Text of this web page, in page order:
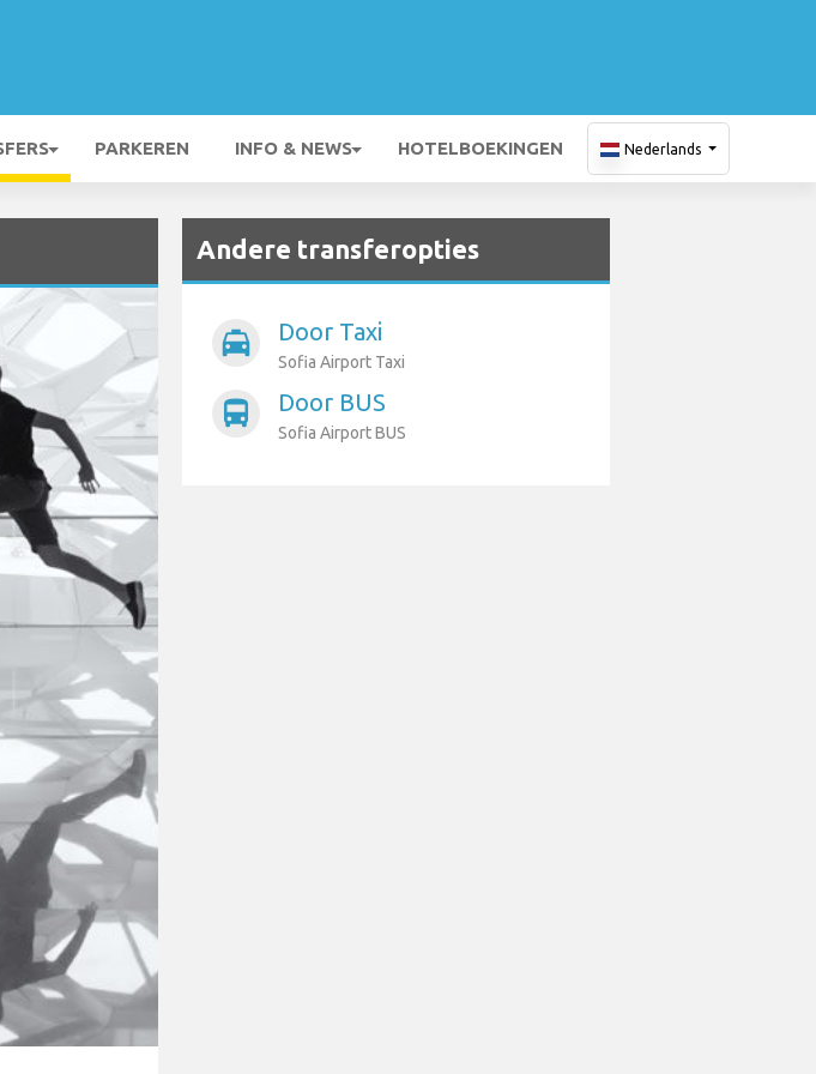
PARKEREN INFO & NEWS HOTELBOEKINGEN Nederlands
Andere transferopties
local_taxi Door Taxi
Sofia Airport Taxi
directions_bus Door BUS
Sofia Airport BUS